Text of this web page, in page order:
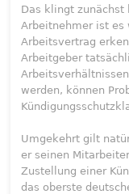
Das klingt zunächst
Arbeitnehmer ist es
Arbeitsvertrag
Arbeitgeber
werden, können
Umgekehrt gilt
er seinen
Zustellung einer
das oberste